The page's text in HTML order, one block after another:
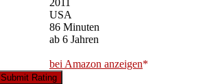
2011
USA
86 Minuten
ab 6 Jahren
bei Amazon anzeigen
Submit Rating